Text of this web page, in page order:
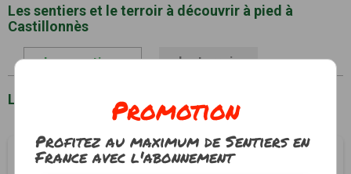
Les sentiers et le terroir à découvrir à pied à
Castillonnès
Les sentiers Le terroir
Liste des sentiers à Castillonnès
Le circuit de la bastide
Promotion
Profitez au maximum de Sentiers en
France avec l'abonnement